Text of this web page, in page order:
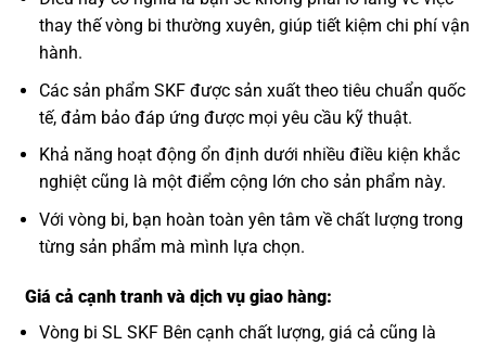
thay thế vòng bi thường xuyên, giúp tiết kiệm chi phí vận
hành.
Các sản phẩm SKF được sản xuất theo tiêu chuẩn quốc
tế, đảm bảo đáp ứng được mọi yêu cầu kỹ thuật.
Khả năng hoạt động ổn định dưới nhiều điều kiện khắc
nghiệt cũng là một điểm cộng lớn cho sản phẩm này.
Với vòng bi, bạn hoàn toàn yên tâm về chất lượng trong
từng sản phẩm mà mình lựa chọn.
Giá cả cạnh tranh và dịch vụ giao hàng:
Vòng bi SL SKF Bên cạnh chất lượng, giá cả cũng là